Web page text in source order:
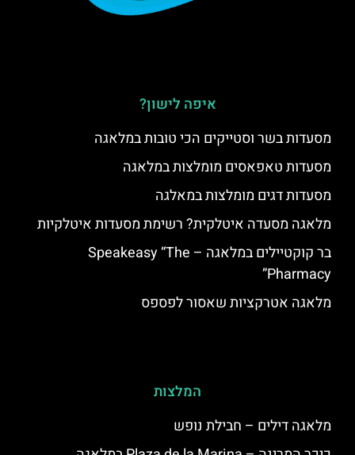
איפה לישון?
מסעדות בשר וסטייקים הכי טובות במלאגה
מסעדות טאפאסים מומלצות במלאגה
מסעדות דגים מומלצות במאלגה
מלאגה מסעדה איטלקית? רשימת מסעדות איטלקיות
בר קוקטיילים במלאגה – Speakeasy “The
Pharmacy”
מלאגה אטרקציות שאסור לפספס
המלצות
מלאגה דילים – חבילת נופש